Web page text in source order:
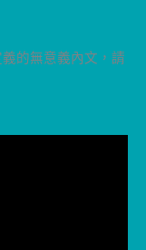
的無意義內文，請